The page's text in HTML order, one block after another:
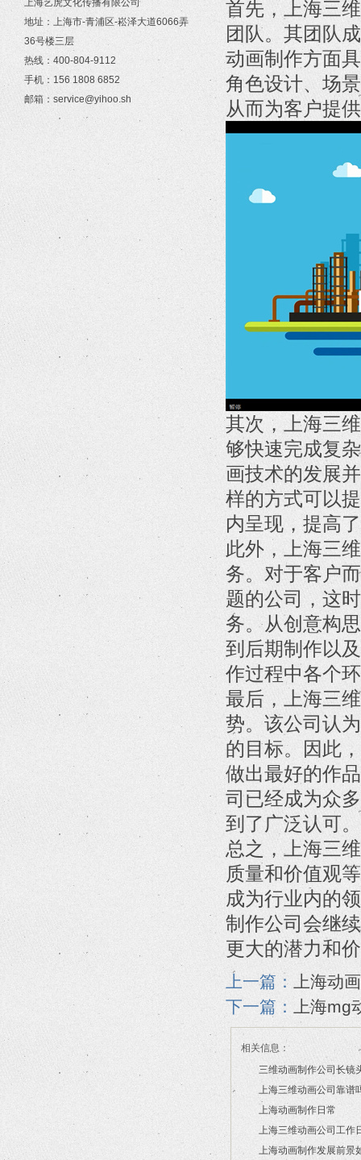
上海艺虎文化传播有限公司
地址：上海市-青浦区-崧泽大道6066弄
36号楼三层
热线：400-804-9112
手机：156 1808 6852
邮箱：service@yihoo.sh
首先，上海三
团队。其团队
动画制作方面
角色设计、场
从而为客户提
其次，上海三
够快速完成复
画技术的发展
样的方式可以
内呈现，提高
此外，上海三
务。对于客户
题的公司，这
务。从创意构
到后期制作以
作过程中各个
最后，上海三
势。该公司认
的目标。因此
做出最好的作
司已经成为众
到了广泛认可。
总之，上海三
质量和价值观
成为行业内的
制作公司会继
更大的潜力和
上一篇：
上海动
下一篇：
上海
相关信息：
三维动画制作公司长镜
2026/07/21
上海三维动画公司靠谱
2026/03/16
上海动画制作日常
2026/03/12
上海三维动画公司工作
2026/02/28
上海动画制作发展前景